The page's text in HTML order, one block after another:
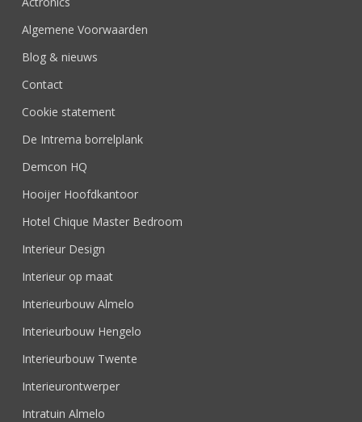
Algemene Voorwaarden
Blog & nieuws
Contact
Cookie statement
De Intrema borrelplank
Demcon HQ
Hooijer Hoofdkantoor
Hotel Chique Master Bedroom
Interieur Design
Interieur op maat
Interieurbouw Almelo
Interieurbouw Hengelo
Interieurbouw Twente
Interieurontwerper
Intratuin Almelo